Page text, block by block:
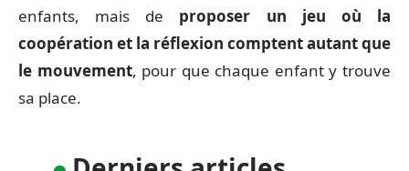
enfants, mais de proposer un jeu où la
coopération et la réflexion comptent autant que
le mouvement, pour que chaque enfant y trouve
sa place.